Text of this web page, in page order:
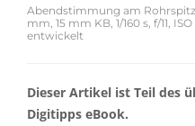
Abendstimmung am
mm, 15 mm KB, 1/160 s, f/11,
entwickelt
Dieser Artikel ist Teil des
Digitipps eBook.